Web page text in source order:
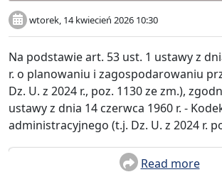
wtorek, 14 kwiecień 2026 10:30
Na podstawie art. 53 ust. 1 ustawy z
r. o planowaniu i zagospodarowaniu
Dz. U. z 2024 r., poz. 1130 ze zm.),
ustawy z dnia 14 czerwca 1960 r. -
administracyjnego (t.j. Dz. U. z 2024 r.
Read more